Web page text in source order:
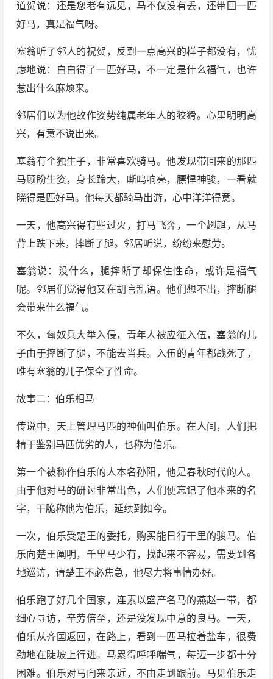
道贺说：还是您老有远见，马不仅没有丢，还带回一匹
好马，真是福气呀。
塞翁听了邻人的祝贺，反到一点高兴的样子都没有，忧
虑地说：白白得了一匹好马，不一定是什么福气，也许
惹出什么麻烦来。
邻居们以为他故作姿势纯属老年人的狡猾。心里明明高
兴，有意不说出来。
塞翁有个独生子，非常喜欢骑马。他发现带回来的那匹
马顾盼生姿，身长蹄大，嘶鸣响亮，膘悍神骏，一看就
晓得是匹好马。他每天都骑马出游，心中洋洋得意。
一天，他高兴得有些过火，打马飞奔，一个趔趄，从马
背上跌下来，摔断了腿。邻居听说，纷纷来慰劳。
塞翁说：没什么，腿摔断了却保住性命，或许是福气
呢。邻居们觉得他又在胡言乱语。他们想不出，摔断腿
会带来什么福气。
不久，匈奴兵大举入侵，青年人被应征入伍，塞翁的儿
子由于摔断了腿，不能去当兵。入伍的青年都战死了，
唯有塞翁的儿子保全了性命。
故事二：伯乐相马
传说中，天上管理马匹的神仙叫伯乐。在人间，人们把
精于鉴别马匹优劣的人，也称为伯乐。
第一个被称作伯乐的人本名孙阳，他是春秋时代的人。
由于他对马的研讨非常出色，人们便忘记了他本来的名
字，干脆称他为伯乐，延续到如今。
一次，伯乐受楚王的委托，购买能日行干里的骏马。伯
乐向楚王阐明，千里马少有，找起来不容易，需要到各
地巡访，请楚王不必焦急，他尽力将事情办好。
伯乐跑了好几个国家，连素以盛产名马的燕赵一带，都
细心寻访，辛劳倍至，还是没发现中意的良马。一天，
伯乐从齐国返回，在路上，看到一匹马拉着盐车，很费
劲地在陡坡上行进。马累得呼呼喘气，每迈一步都十分
困难。伯乐对马向来亲近，不由走到跟前。马见伯乐走